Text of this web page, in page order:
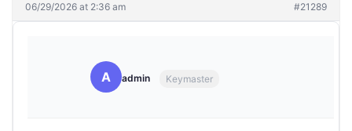
06/29/2026 at 2:36 am #21289
A admin Keymaster